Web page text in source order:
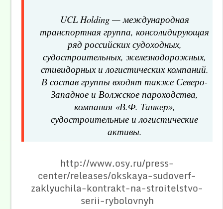
UCL Holding — международная
транспортная группа, консолидирующая
ряд российских судоходных,
судостроительных, железнодорожных,
стивидорных и логистических компаний.
В состав группы входят также Северо-
Западное и Волжское пароходства,
компания «В.Ф. Танкер»,
судостроительные и логистические
активы.
http://www.osy.ru/press-
center/releases/okskaya-sudoverf-
zaklyuchila-kontrakt-na-stroitelstvo-
serii-rybolovnyh